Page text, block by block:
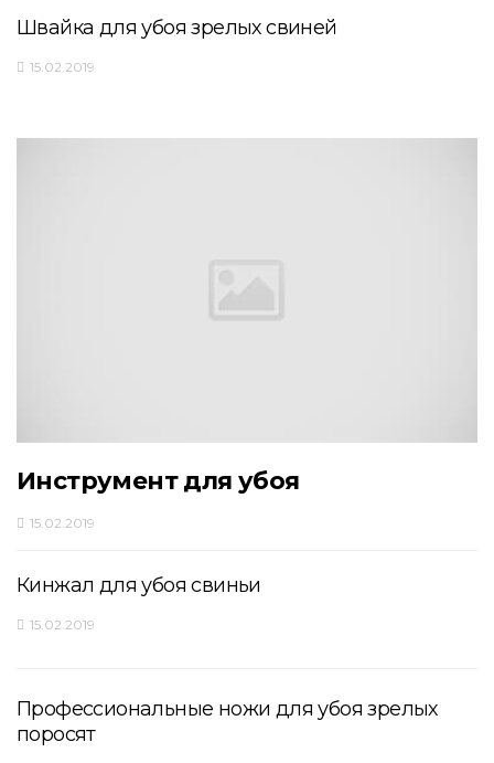
Швайка для убоя зрелых свиней
15.02.2019
Инструмент для убоя
15.02.2019
Кинжал для убоя свиньи
15.02.2019
Профессиональные ножи для убоя зрелых
поросят